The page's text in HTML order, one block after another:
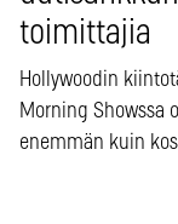
toimittajia
Hollywoodin
Morning Showssa
enemmän kuin